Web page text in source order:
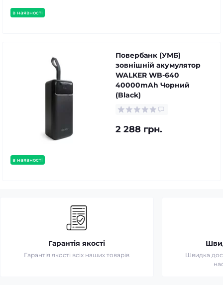
в наявності
в наявності
Повербанк (УМБ)
зовнішній акумулятор
WALKER WB-640
40000mAh Чорний
(Black)
2 288 грн.
Гарантія якості
Гарантія якості всіх наших товарів
Швидка